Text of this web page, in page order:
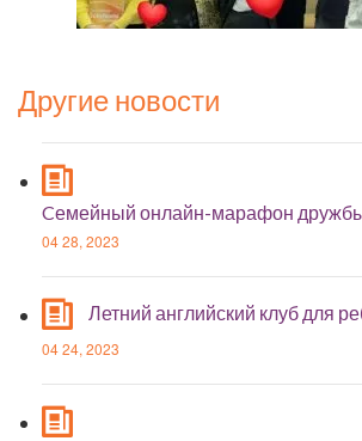
Другие новости
Cемейный онлайн-марафон
04 28, 2023
Летний английский клуб для
04 24, 2023